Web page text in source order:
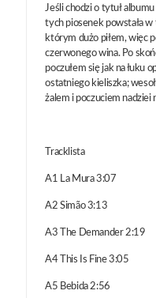
Jeśli chodzi o tytuł
tych piosenek powstała
którym dużo piłem, więc
czerwonego wina. Po
poczułem się jak na łuku
ostatniego kieliszka;
żalem i poczuciem
Tracklista
A1 La Mura 3:07
A2 Simão 3:13
A3 The Demander 2:19
A4 This Is Fine 3:05
A5 Bebida 2:56